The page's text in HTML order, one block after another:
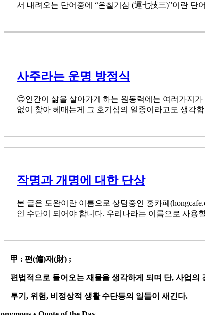
서 내려오는 단어중에 “운칠기삼 (運七技三)”이란 단
사주라는 운명 방정식
😊인간이 삶을 살아가게 하는 원동력에는 여러가지
없이 찾아 헤매는게 그 호기심의 일종이라고도 생각
작명과 개명에 대한 단상
본 글은 도완이란 이름으로 상담중인 홍카페
인 수단이 되어야 합니다. 우리나라는 이름으로 사용
甲 : 편(偏)재(財) ;
편법적으로 들어오는 재물을 생각하게 되며 단, 사업의
투기, 위험, 비정상적 생활 수단등의 일들이 새긴다.